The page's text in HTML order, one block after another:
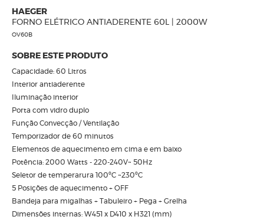
HAEGER
FORNO ELÉTRICO ANTIADERENTE 60L | 2000W
OV60B
SOBRE ESTE PRODUTO
Capacidade: 60 Litros
Interior antiaderente
Iluminação interior
Porta com vidro duplo
Função Convecção / Ventilação
Temporizador de 60 minutos
Elementos de aquecimento em cima e em baixo
Potência: 2000 Watts - 220-240V~ 50Hz
Seletor de temperarura 100ºC ~230ºC
5 Posições de aquecimento + OFF
Bandeja para migalhas + Tabuleiro + Pega + Grelha
Dimensões internas: W451 x D410 x H321 (mm)